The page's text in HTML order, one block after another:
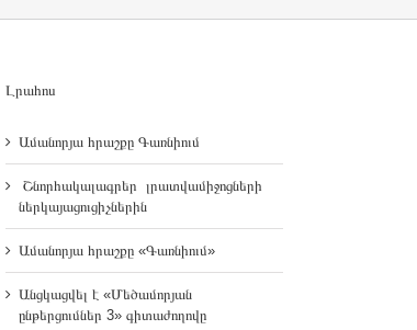
Լրահոս
Ամանորյա հրաշքը Գառնիում
Շնորհակալագրեր լրատվամիջոցների
ներկայացուցիչներին
Ամանորյա հրաշքը «Գառնիում»
Անցկացվել է «Մեծամորյան
ընթերցումներ 3» գիտաժողովը